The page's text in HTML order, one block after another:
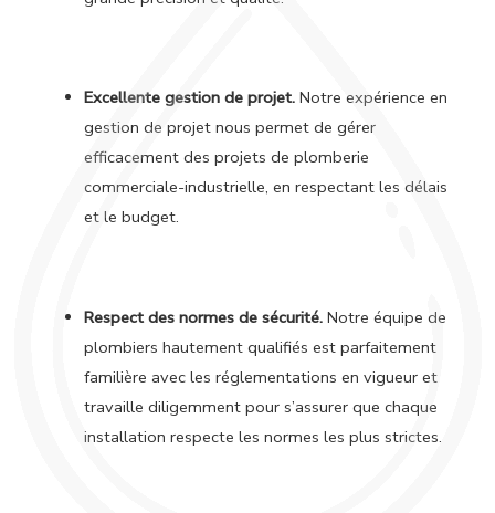
Excellente gestion de projet. Notre expérience en
gestion de projet nous permet de gérer
efficacement des projets de plomberie
commerciale-industrielle, en respectant les délais
et le budget.
Respect des normes de sécurité. Notre équipe de
plombiers hautement qualifiés est parfaitement
familière avec les réglementations en vigueur et
travaille diligemment pour s’assurer que chaque
installation respecte les normes les plus strictes.